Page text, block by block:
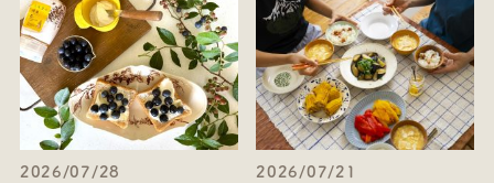
2026/07/28 2026/07/21